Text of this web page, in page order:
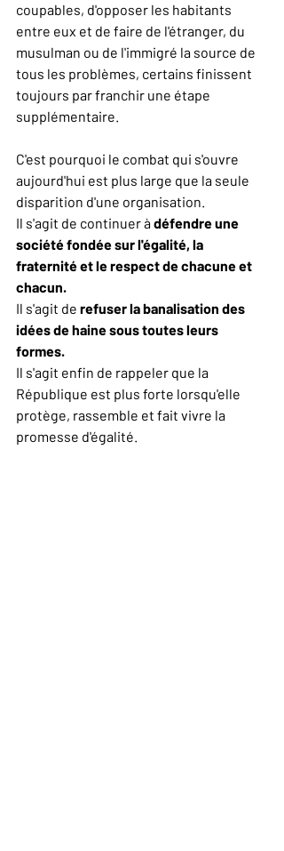
coupables, d'opposer les habitants
entre eux et de faire de l'étranger, du
musulman ou de l'immigré la source de
tous les problèmes, certains finissent
toujours par franchir une étape
supplémentaire.
C'est pourquoi le combat qui s'ouvre
aujourd'hui est plus large que la seule
disparition d'une organisation.
Il s'agit de continuer à défendre une
société fondée sur l'égalité, la
fraternité et le respect de chacune et
chacun.
Il s'agit de refuser la banalisation des
idées de haine sous toutes leurs
formes.
Il s'agit enfin de rappeler que la
République est plus forte lorsqu'elle
protège, rassemble et fait vivre la
promesse d'égalité.